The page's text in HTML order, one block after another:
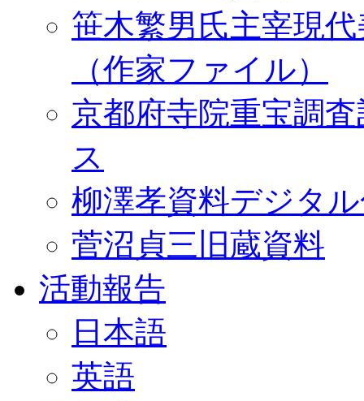
笹木繁男氏主宰現
（作家ファイル）
京都府寺院重宝調
ス
柳澤孝資料デジタ
菅沼貞三旧蔵資料
活動報告
日本語
英語